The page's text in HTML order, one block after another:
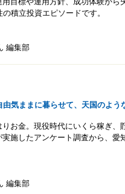
積立投資エピソードです。
編集部
気ままに暮らせて、天国のよう
お金。現役時代にいくら稼ぎ、
施したアンケート調査から、愛
編集部